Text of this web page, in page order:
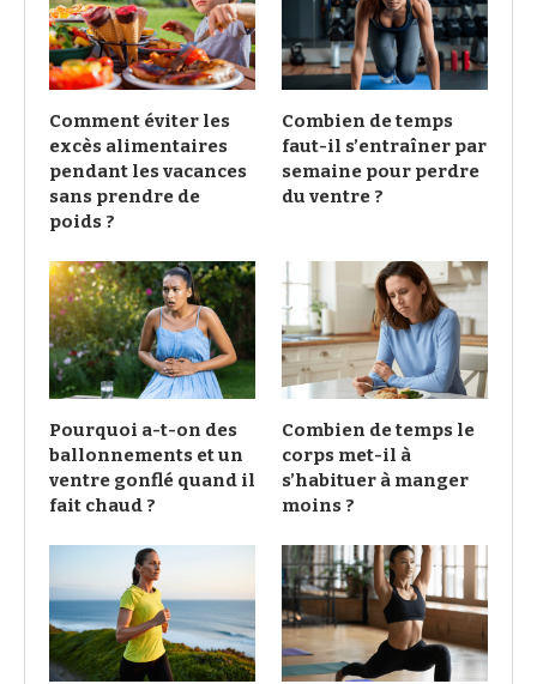
Comment éviter les
excès alimentaires
pendant les vacances
sans prendre de
poids ?
Combien de temps
faut-il s’entraîner par
semaine pour perdre
du ventre ?
Pourquoi a-t-on des
ballonnements et un
ventre gonflé quand il
fait chaud ?
Combien de temps le
corps met-il à
s’habituer à manger
moins ?